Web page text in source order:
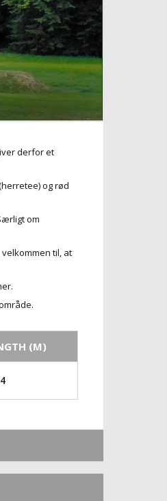
derfor et
og rød
om
til, at
(M)